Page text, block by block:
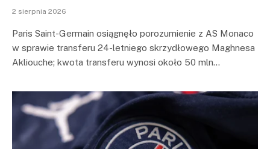
2 sierpnia 2026
Paris Saint-Germain osiągnęło porozumienie z AS Monaco
w sprawie transferu 24-letniego skrzydłowego Maghnesa
Akliouche; kwota transferu wynosi około 50 mln…